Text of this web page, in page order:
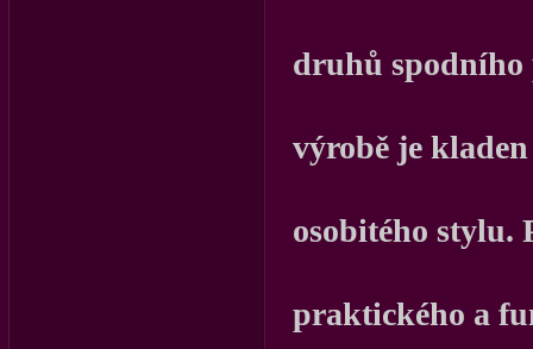
druhů
výrobě je
osobitého stylu.
praktického a